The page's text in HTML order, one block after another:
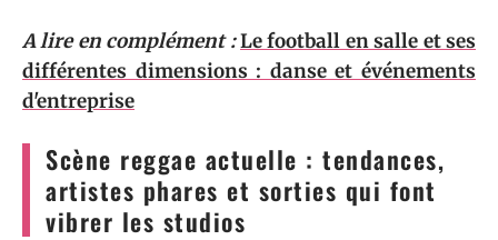
A lire en complément : Le football en salle et ses
différentes dimensions : danse et événements
d'entreprise
Scène reggae actuelle : tendances,
artistes phares et sorties qui font
vibrer les studios